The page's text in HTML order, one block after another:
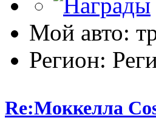
Мой авто:
Регион:
Re:Моккелла